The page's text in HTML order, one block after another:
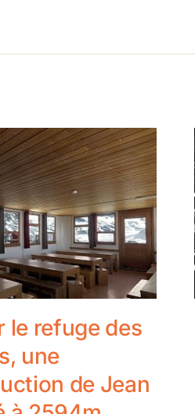
le refuge des
une
de Jean